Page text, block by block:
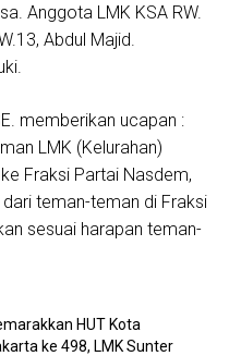
Anggota LMK KSA RW.
Abdul Majid.
memberikan ucapan :
LMK (Kelurahan)
Fraksi Partai Nasdem,
teman-teman di Fraksi
sesuai harapan teman-
HUT Kota
ke 498, LMK Sunter